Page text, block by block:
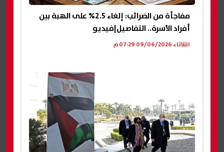
مفاجأة من الضرائب: إلغاء 2.5% على الهبة بين
أفراد الأسرة.. التفاصيل|فيديو
الثلاثاء 09/06/2026 07:29 م